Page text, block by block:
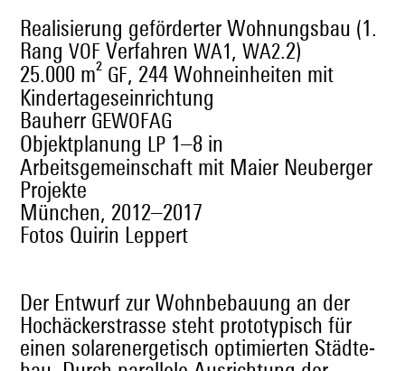
Realisierung geförderter Wohnungsbau (1.
RangVOF VerfahrenWA1,WA2.2)
25.000 m² GF, 244 Wohneinheiten mit
Kindertageseinrichtung
Bauherr GEWOFAG
Objektplanung LP 1–8 in
Arbeitsgemeinschaft mit Maier Neuberger
Projekte
München, 2012–2017
Fotos Quirin Leppert
Der Entwurf zur Wohn­be­bau­ung an der
Hochäck­er­strasse ste­ht pro­to­typ­isch für
einen solaren­er­getisch opti­mierten Städte­